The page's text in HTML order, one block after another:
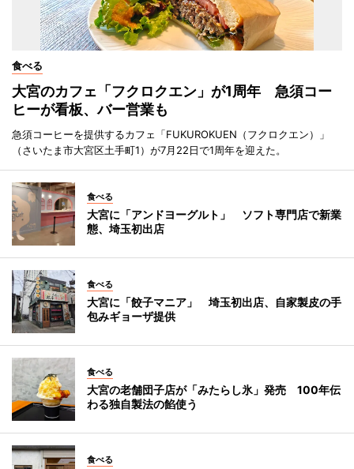
食べる
大宮のカフェ「フクロクエン」が1周年 急須コー
ヒーが看板、バー営業も
急須コーヒーを提供するカフェ「FUKUROKUEN（フクロクエン）」
（さいたま市大宮区土手町1）が7月22日で1周年を迎えた。
食べる
大宮に「アンドヨーグルト」 ソフト専門店で新業
態、埼玉初出店
食べる
大宮に「餃子マニア」 埼玉初出店、自家製皮の手
包みギョーザ提供
食べる
大宮の老舗団子店が「みたらし氷」発売 100年伝
わる独自製法の餡使う
食べる